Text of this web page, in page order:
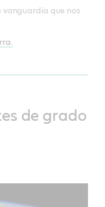
vanguardia que nos
de grado